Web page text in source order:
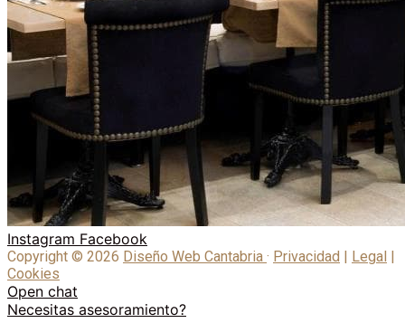
Instagram Facebook
Copyright © 2026 Diseño Web Cantabria · Privacidad Legal
Cookies
Open chat
Necesitas asesoramiento?